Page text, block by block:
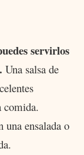
servirlos
Una salsa de
comida.
una ensalada o